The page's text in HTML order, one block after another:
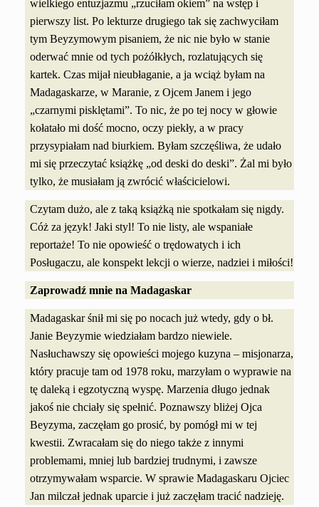
wielkiego entuzjazmu „rzuciłam okiem” na wstęp i
pierwszy list. Po lekturze drugiego tak się zachwyciłam
tym Beyzymowym pisaniem, że nic nie było w stanie
oderwać mnie od tych pożółkłych, rozlatujących się
kartek. Czas mijał nieubłaganie, a ja wciąż byłam na
Madagaskarze, w Maranie, z Ojcem Janem i jego
„czarnymi pisklętami”. To nic, że po tej nocy w głowie
kołatało mi dość mocno, oczy piekły, a w pracy
przysypiałam nad biurkiem. Byłam szczęśliwa, że udało
mi się przeczytać książkę „od deski do deski”. Żal mi było
tylko, że musiałam ją zwrócić właścicielowi.
Czytam dużo, ale z taką książką nie spotkałam się nigdy.
Cóż za język! Jaki styl! To nie listy, ale wspaniałe
reportaże! To nie opowieść o trędowatych i ich
Posługaczu, ale konspekt lekcji o wierze, nadziei i miłości!
Zaprowadź mnie na Madagaskar
Madagaskar śnił mi się po nocach już wtedy, gdy o bł.
Janie Beyzymie wiedziałam bardzo niewiele.
Nasłuchawszy się opowieści mojego kuzyna – misjonarza,
który pracuje tam od 1978 roku, marzyłam o wyprawie na
tę daleką i egzotyczną wyspę. Marzenia długo jednak
jakoś nie chciały się spełnić. Poznawszy bliżej Ojca
Beyzyma, zaczęłam go prosić, by pomógł mi w tej
kwestii. Zwracałam się do niego także z innymi
problemami, mniej lub bardziej trudnymi, i zawsze
otrzymywałam wsparcie. W sprawie Madagaskaru Ojciec
Jan milczał jednak uparcie i już zaczęłam tracić nadzieję.